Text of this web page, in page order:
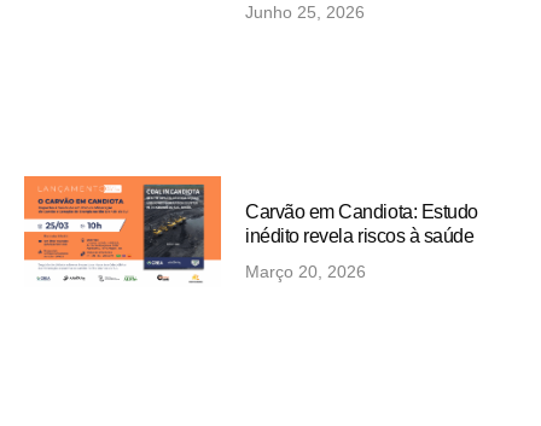
Junho 25, 2026
Carvão em Candiota: Estudo
inédito revela riscos à saúde
Março 20, 2026